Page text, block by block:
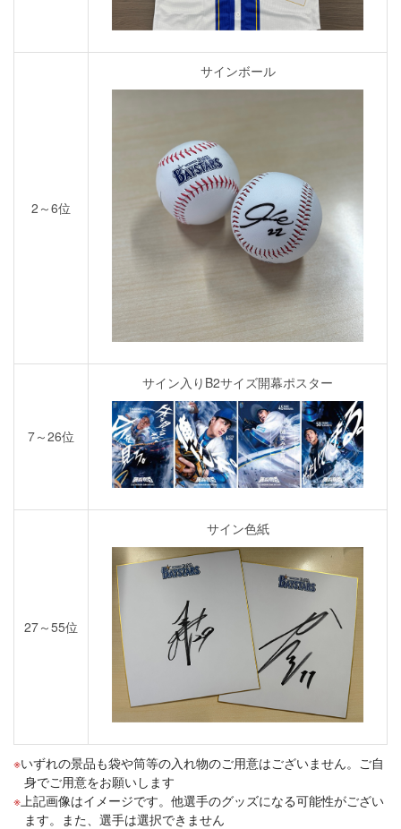
2～6位
サインボール
7～26位
サイン入りB2サイズ開幕ポスター
27～55位
サイン色紙
いずれの景品も袋や筒等の入れ物のご用意はございません。ご自
身でご用意をお願いします
上記画像はイメージです。他選手のグッズになる可能性がござい
ます。また、選手は選択できません